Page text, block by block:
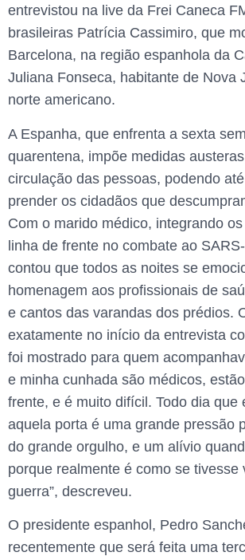
entrevistou na live da Frei Caneca
brasileiras Patrícia Cassimiro, que
Barcelona, na região espanhola da
Juliana Fonseca, habitante de Nova
norte americano.
A Espanha, que enfrenta a sexta
quarentena, impõe medidas
circulação das pessoas, podendo
prender os cidadãos que
Com o marido médico, integrando
linha de frente no combate ao
contou que todos as noites se
homenagem aos profissionais de
e cantos das varandas dos prédios.
exatamente no início da entrevista
foi mostrado para quem
e minha cunhada são médicos,
frente, e é muito difícil. Todo dia que
aquela porta é uma grande pressão
do grande orgulho, e um alívio
porque realmente é como se tivesse
guerra”, descreveu.
O presidente espanhol, Pedro
recentemente que será feita uma